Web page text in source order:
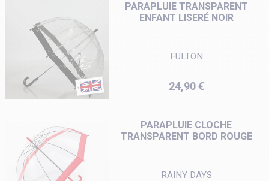
PARAPLUIE TRANSPARENT
ENFANT LISERÉ NOIR
FULTON
Prix
24,90 €
PARAPLUIE CLOCHE
TRANSPARENT BORD ROUGE
RAINY DAYS